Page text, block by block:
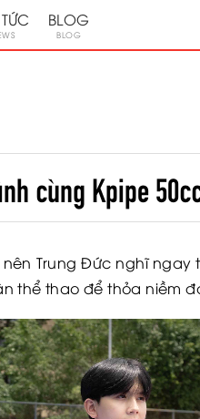
BLOG
BLOG
cùng Kpipe
Trung Đức nghĩ ngay
thể thao để thỏa niềm